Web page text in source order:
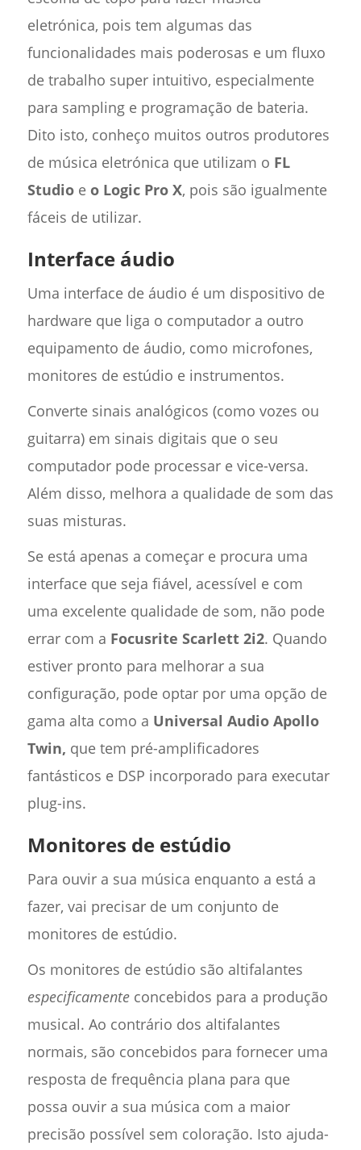
eletrónica, pois tem algumas das
funcionalidades mais poderosas e um fluxo
de trabalho super intuitivo, especialmente
para sampling e programação de bateria.
Dito isto, conheço muitos outros produtores
de música eletrónica que utilizam o FL
Studioe o Logic Pro X, pois são igualmente
fáceis de utilizar.
Interface áudio
Uma interface de áudio é um dispositivo de
hardware que liga o computador a outro
equipamento de áudio, como microfones,
monitores de estúdio e instrumentos.
Converte sinais analógicos (como vozes ou
guitarra) em sinais digitais que o seu
computador pode processar e vice-versa.
Além disso, melhora a qualidade de som das
suas misturas.
Se está apenas a começar e procura uma
interface que seja fiável, acessível e com
uma excelente qualidade de som, não pode
errar com a Focusrite Scarlett 2i2. Quando
estiver pronto para melhorar a sua
configuração, pode optar por uma opção de
gama alta como a Universal Audio Apollo
Twin, que tem pré-amplificadores
fantásticos e DSP incorporado para executar
plug-ins.
Monitores de estúdio
Para ouvir a sua música enquanto a está a
fazer, vai precisar de um conjunto de
monitores de estúdio.
Os monitores de estúdio são altifalantes
especificamenteconcebidos para a produção
musical. Ao contrário dos altifalantes
normais, são concebidos para fornecer uma
resposta de frequência plana para que
possa ouvir a sua música com a maior
precisão possível sem coloração. Isto ajuda-